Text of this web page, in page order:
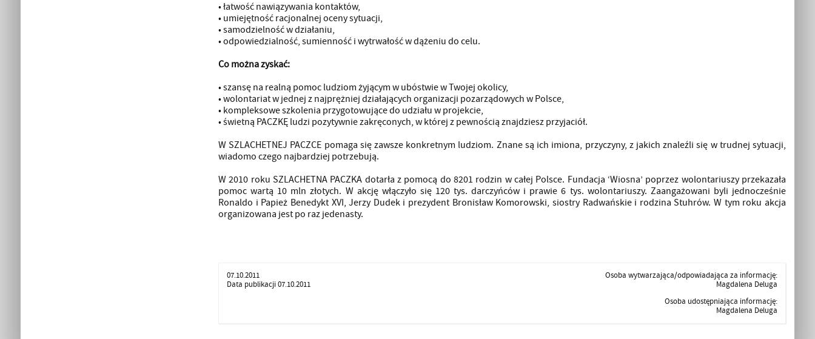
• łatwość nawiązywania kontaktów,
• umiejętność racjonalnej oceny sytuacji,
• samodzielność w działaniu,
• odpowiedzialność, sumienność i wytrwałość w dążeniu do celu.
Co można zyskać:
• szansę na realną pomoc ludziom żyjącym w ubóstwie w Twojej okolicy,
• wolontariat w jednej z najprężniej działających organizacji pozarządowych w Polsce,
• kompleksowe szkolenia przygotowujące do udziału w projekcie,
• świetną PACZKĘ ludzi pozytywnie zakręconych, w której z pewnością znajdziesz przyjaciół.
W SZLACHETNEJ PACZCE pomaga się zawsze konkretnym ludziom. Znane są ich imiona, przyczyny, z jakich znaleźli się w trudnej sytuacji,
wiadomo czego najbardziej potrzebują.
W 2010 roku SZLACHETNA PACZKA dotarła z pomocą do 8201 rodzin w całej Polsce. Fundacja ‘Wiosna’ poprzez wolontariuszy przekazała
pomoc wartą 10 mln złotych. W akcję włączyło się 120 tys. darczyńców i prawie 6 tys. wolontariuszy. Zaangażowani byli jednocześnie
Ronaldo i Papież Benedykt XVI, Jerzy Dudek i prezydent Bronisław Komorowski, siostry Radwańskie i rodzina Stuhrów. W tym roku akcja
organizowana jest po raz jedenasty.
07.10.2011
Data publikacji 07.10.2011
Osoba wytwarzająca/odpowiadająca za informację:
Magdalena Deluga
Osoba udostępniająca informację:
Magdalena Deluga